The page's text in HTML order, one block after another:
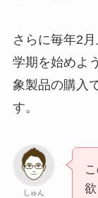
さらに毎年2
学期を始めよ
象製品の購入
す。
しゅん